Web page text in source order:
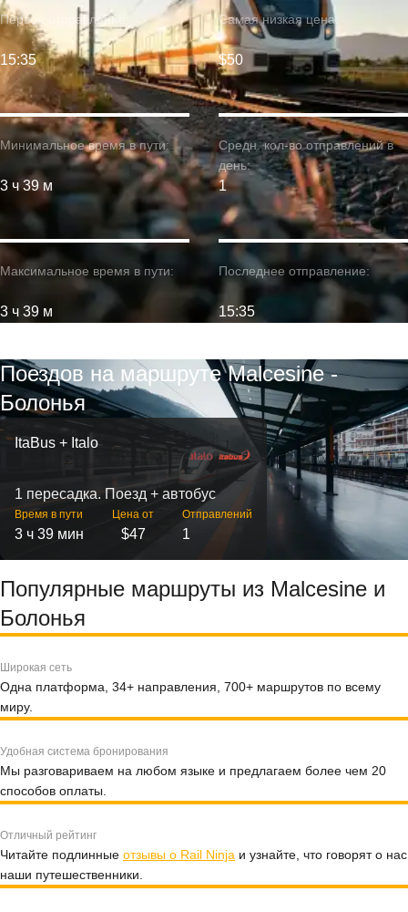
Минимальное время в пути:
3 ч 39 м
Первое отправление:
15:35
Максимальное время в пути:
3 ч 39 м
Самая низкая цена:
$50
Средн. кол-во отправлений в
день:
1
Последнее отправление:
15:35
Поездов на маршруте Malcesine -
Болонья
ItaBus + Italo
1 пересадка. Поезд + автобус
Время в пути
3 ч 39 мин
Цена от
$47
Отправлений
1
Популярные маршруты из Malcesine и
Болонья
Широкая сеть
Одна платформа, 34+ направления, 700+ маршрутов по всему
миру.
Удобная система бронирования
Мы разговариваем на любом языке и предлагаем более чем 20
способов оплаты.
Отличный рейтинг
Читайте подлинные отзывы о Rail Ninja и узнайте, что говорят о нас
наши путешественники.